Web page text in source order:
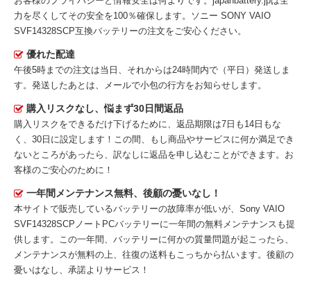
力を尽くしてその安全を100％確保します。
ソニー SONY VAIO
SVF14328SCP互換バッテリーの注文をご安心ください。
優れた配達
午後5時までの注文は当日、それからは24時間内で（平日）発送しま
す。発送したあとは、メールで小包の行方をお知らせします。
購入リスクなし、悩まず30日間返品
購入リスクをできるだけ下げるために、返品期限は7日も14日もな
く、30日に設定します！この間、もし商品やサービスに何か満足でき
ないところがあったら、訳なしに返品を申し込むことができます。お
客様のご安心のために！
一年間メンテナンス無料、後顧の憂いなし！
本サイトで販売しているバッテリーの故障率が低いが、 Sony VAIO
SVF14328SCPノートPCバッテリーに一年間の無料メンテナンスも提
供します。この一年間、バッテリーに何かの質量問題が起こったら、
メンテナンスが無料の上、往復の送料もこっちから払います。後顧の
憂いはなし、承諾よりサービス！